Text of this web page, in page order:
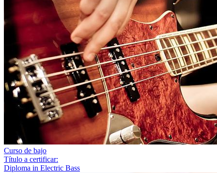
Curso de bajo
Título a certificar:
Diploma in Electric Bass